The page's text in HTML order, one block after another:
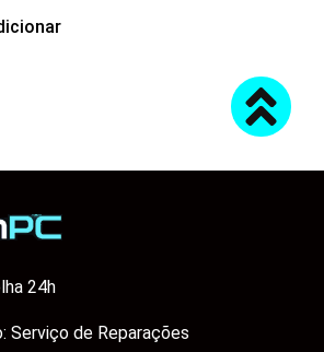
24h
Serviço de Reparações